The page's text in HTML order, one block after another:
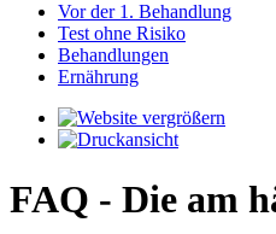
Vor der 1. Behandlung
Test ohne Risiko
Behandlungen
Ernährung
FAQ - Die am